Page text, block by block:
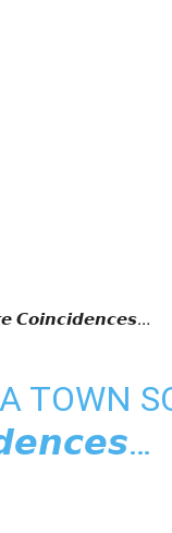
𝘾𝙤𝙞𝙣𝙘𝙞𝙙𝙚𝙣𝙘𝙚𝙨…
TOWN